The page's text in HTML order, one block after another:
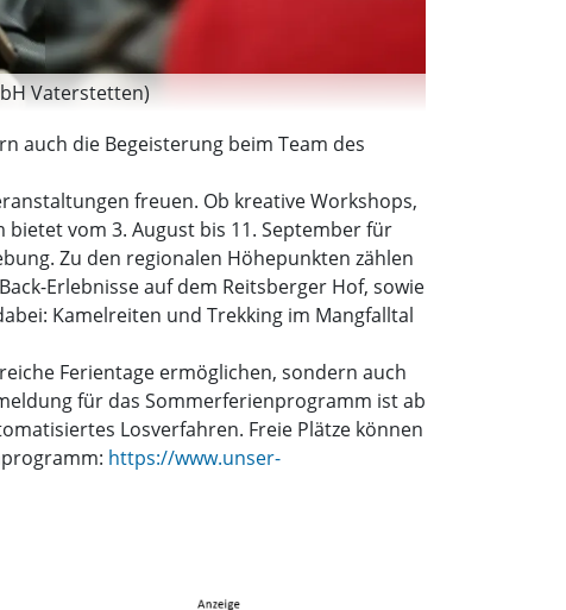
Vaterstetten)
auch die Begeisterung beim Team des
freuen. Ob kreative Workshops,
vom 3. August bis 11. September für
Zu den regionalen Höhepunkten zählen
Erlebnisse auf dem Reitsberger Hof, sowie
Kamelreiten und Trekking im Mangfalltal
Ferientage ermöglichen, sondern auch
für das Sommerferienprogramm ist ab
Losverfahren. Freie Plätze können
https://www.unser-